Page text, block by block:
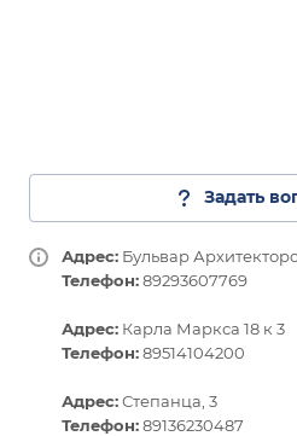
Задать
Адрес: Бульвар
Телефон:89293607769
Адрес: Карла Маркса 18 к 3
Телефон:89514104200
Адрес:Степанца, 3
Телефон:89136230487